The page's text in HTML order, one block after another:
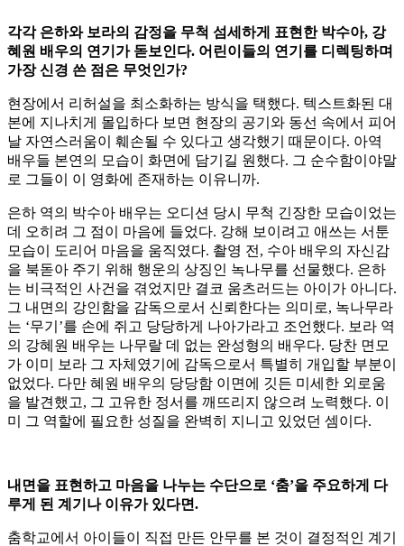
각각 은하와 보라의 감정을 무척 섬세하게 표현한 박수아, 강
혜원 배우의 연기가 돋보인다. 어린이들의 연기를 디렉팅하며
가장 신경 쓴 점은 무엇인가?
현장에서 리허설을 최소화하는 방식을 택했다. 텍스트화된 대
본에 지나치게 몰입하다 보면 현장의 공기와 동선 속에서 피어
날 자연스러움이 훼손될 수 있다고 생각했기 때문이다. 아역
배우들 본연의 모습이 화면에 담기길 원했다. 그 순수함이야말
로 그들이 이 영화에 존재하는 이유니까.
은하 역의 박수아 배우는 오디션 당시 무척 긴장한 모습이었는
데 오히려 그 점이 마음에 들었다. 강해 보이려고 애쓰는 서툰
모습이 도리어 마음을 움직였다. 촬영 전, 수아 배우의 자신감
을 북돋아 주기 위해 행운의 상징인 녹나무를 선물했다. 은하
는 비극적인 사건을 겪었지만 결코 움츠러드는 아이가 아니다.
그 내면의 강인함을 감독으로서 신뢰한다는 의미로, 녹나무라
는 ‘무기’를 손에 쥐고 당당하게 나아가라고 조언했다. 보라 역
의 강혜원 배우는 나무랄 데 없는 완성형의 배우다. 당찬 면모
가 이미 보라 그 자체였기에 감독으로서 특별히 개입할 부분이
없었다. 다만 혜원 배우의 당당함 이면에 깃든 미세한 외로움
을 발견했고, 그 고유한 정서를 깨뜨리지 않으려 노력했다. 이
미 그 역할에 필요한 성질을 완벽히 지니고 있었던 셈이다.
내면을 표현하고 마음을 나누는 수단으로 ‘춤’을 주요하게 다
루게 된 계기나 이유가 있다면.
춤학교에서 아이들이 직접 만든 안무를 본 것이 결정적인 계기